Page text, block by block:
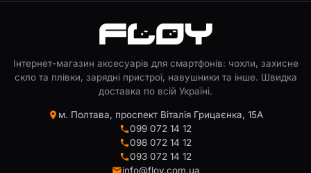
Інтернет-магазин аксесуарів для смартфонів: чохли, захисне
скло та плівки, зарядні пристрої, навушники та інше. Швидка
доставка по всій Україні.
м. Полтава, проспект Віталія Грицаєнка, 15А
099 072 14 12
098 072 14 12
093 072 14 12
info@floy.com.ua